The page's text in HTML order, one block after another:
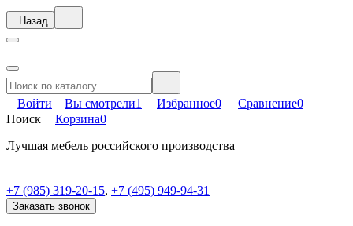
Назад
Войти Вы смотрели1 Избранное0 Сравнение0
Поиск
Корзина0
Лучшая мебель российского производства
+7 (985) 319-20-15, +7 (495) 949-94-31
Заказать звонок